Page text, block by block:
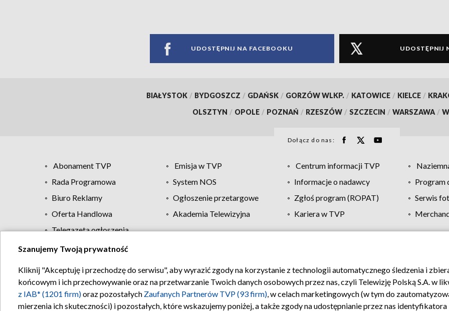
UDOSTĘPNIJ NA FACEBOOKU UDOSTĘPNIJ
BIAŁYSTOK / BYDGOSZCZ / GDAŃSK / GORZÓW WLKP. / KATOWICE / KIELCE /
OLSZTYN / OPOLE / POZNAŃ / RZESZÓW / SZCZECIN / WARSZAWA /
Dołącz do nas:
Abonament TVP Emisja w TVP Centrum informacji TVP
Rada Programowa
System NOS Informacje o nadawcy
Program
Biuro Reklamy
Ogłoszenie przetargowe Zgłoś program (ROPAT)
Serwis
Oferta Handlowa
Akademia Telewizyjna Kariera w TVP
Telegazeta ogłoszenia
Regulamin TVP Polityka prywatności Moje zgody Pomoc Biuro
Szanujemy Twoją prywatność
Kliknij "Akceptuję i przechodzę do serwisu", aby wyrazić zgody na korzystanie z technologii automatycznego śledzenia i
końcowym i ich przechowywanie oraz na przetwarzanie Twoich danych osobowych przez nas, czyli Telewizję Polską S.A. w
z IAB* (1201 firm)oraz pozostałych Zaufanych Partnerów TVP (93 firm), w celach marketingowych (w tym do
mierzenia ich skuteczności) i pozostałych, które wskazujemy poniżej, a także zgody na udostępnianie przez nas